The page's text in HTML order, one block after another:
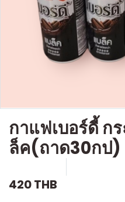
กาแฟเบอร์ดี้ ก
ล็ค(ถาด30กป)
420 THB